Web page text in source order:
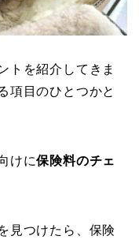
トを紹介してきま
項目のひとつかと
けに保険料のチェ
見つけたら、保険